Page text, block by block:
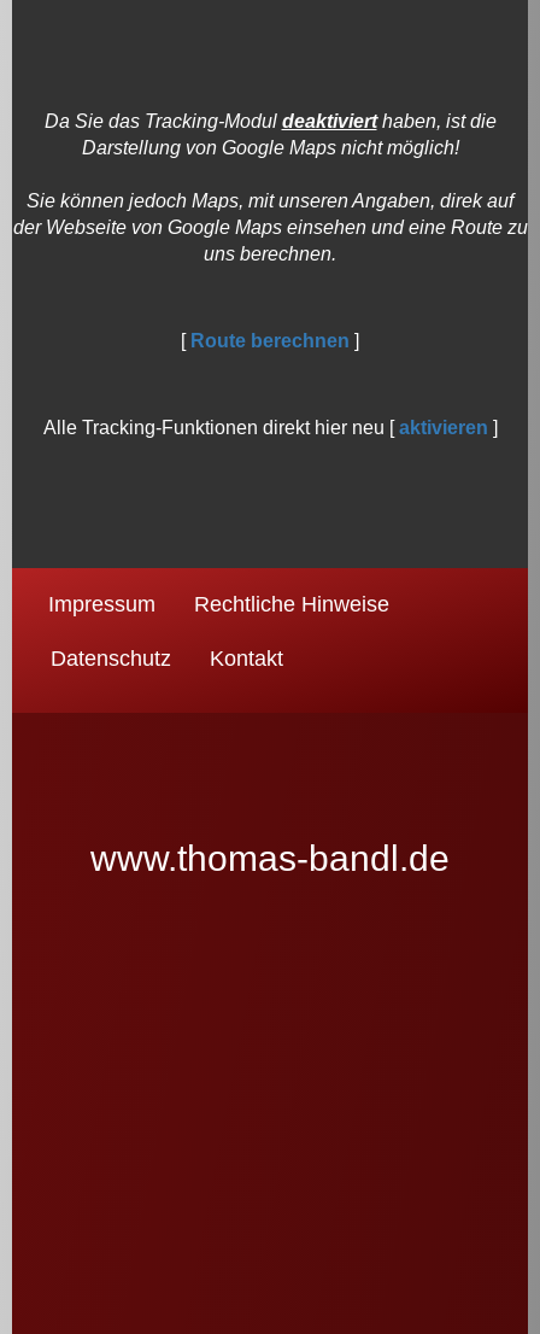
Da Sie das Tracking-Modul deaktivierthaben, ist die
Darstellung von Google Maps nicht möglich!
Sie können jedoch Maps, mit unseren Angaben, direk auf
der Webseite von Google Maps einsehen und eine Route zu
uns berechnen.
[ Route berechnen ]
Alle Tracking-Funktionen direkt hier neu [aktivieren ]
Impressum Rechtliche Hinweise
Datenschutz Kontakt
www.thomas-bandl.de